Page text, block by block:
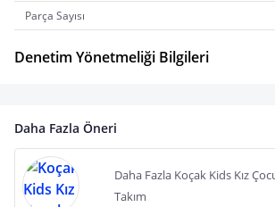
Parça Sayısı
Denetim Yönetmeliği Bilgileri
Daha Fazla Öneri
Daha Fazla Koçak Kids Kız
Takım